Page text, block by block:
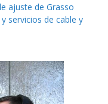
ajuste de Grasso
servicios de cable y